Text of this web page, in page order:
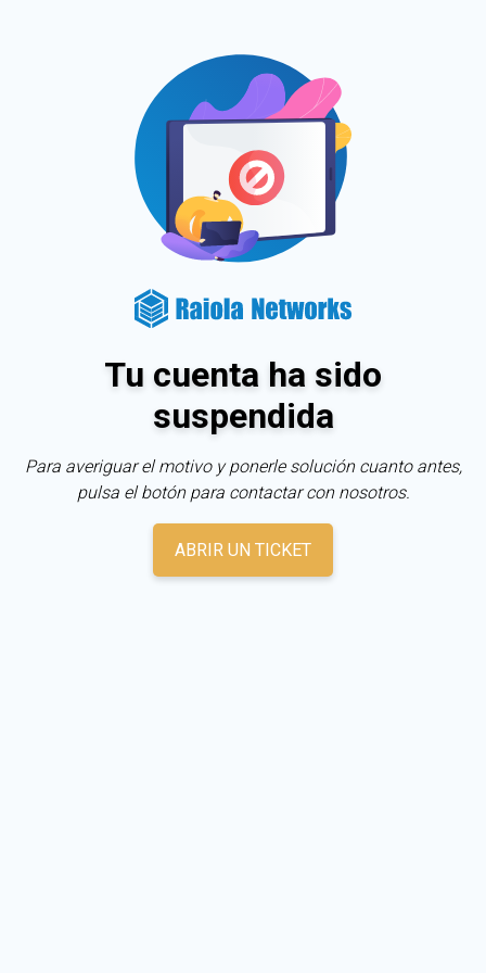
Tu cuenta ha sido
suspendida
Para averiguar el motivo y ponerle solución cuanto antes,
pulsa el botón para contactar con nosotros.
ABRIR UN TICKET